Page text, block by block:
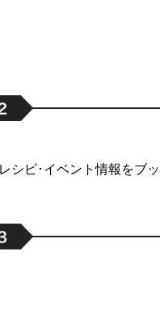
シピ･イベント情報をブ